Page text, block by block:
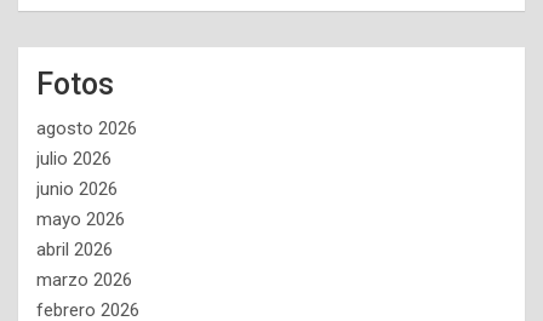
Fotos
agosto 2026
julio 2026
junio 2026
mayo 2026
abril 2026
marzo 2026
febrero 2026